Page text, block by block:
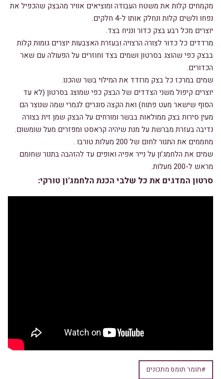
מקמחים קלות את משטח העבודה ומוציאים אוויר מהבצק שהכפיל את
נפחו ולשים קלות ונחלק אותו ל-4 חלקים.
יוצרים מכל רבע בצק כדור ונניח בצד.
מרדדים כל כדור לצורה הרצויה ובעזרת האצבעות יוצרים גומות קלות
בבצק כפי שהוצג בסרטון ושמים בצד וחוזרים על הפעולה עם שאר
הכדורים.
שמים במרכז כל בצק מרודד את המילוי בשר שהכנו.
יוצרים קיפול משני הצדדים של הבצק כפי שמוצג בסרטון (לא עד
הסוף שישאר מעט פתוח) ואת הקצה סוגרים לגמרי שמה שנוצר הם
מעין סירות בצק ממולאות בבשר ומורחים על הבצק שמן זית בצורה
נדיבה בעזרת מברשת על מנת שיהיה קראסט ומפזרים מעל שומשום.
מחממים את התנור לחום של 200 מעלות טורבו .
שמים את הלחמג'ון על נייר אפיה ואופים עד להזהבה בתנור שחומם
מראש ל-200 מעלות.
סרטון המדגים את כל שלבי הכנת הלחמג'ון טורקי:
#תומר תומס מתכונים